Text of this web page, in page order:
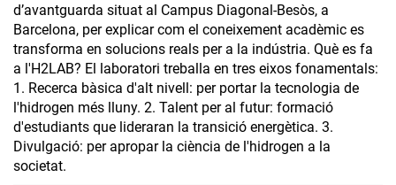
d’avantguarda situat al Campus Diagonal-Besòs, a
Barcelona, per explicar com el coneixement acadèmic es
transforma en solucions reals per a la indústria. Què es fa
a l'H2LAB? El laboratori treballa en tres eixos fonamentals:
1. Recerca bàsica d'alt nivell: per portar la tecnologia de
l'hidrogen més lluny. 2. Talent per al futur: formació
d'estudiants que lideraran la transició energètica. 3.
Divulgació: per apropar la ciència de l'hidrogen a la
societat.